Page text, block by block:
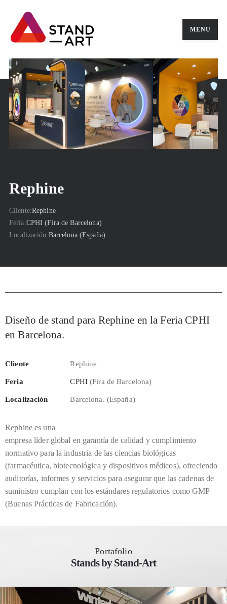
MENU
Rephine
Cliente Rephine
Feria CPHI (Fira de Barcelona)
Localización Barcelona (España)
Diseño de stand para Rephine en la Feria CPHI
en Barcelona.
Cliente Rephine
Feria CPHI(Fira de Barcelona)
Localización Barcelona. (España)
Rephine es una
empresa líder global en garantía de calidad y cumplimiento
normativo para la industria de las ciencias biológicas
(farmacéutica, biotecnológica y dispositivos médicos), ofreciendo
auditorías, informes y servicios para asegurar que las cadenas de
suministro cumplan con los estándares regulatorios como GMP
(Buenas Prácticas de Fabricación).
Portafolio
Stands by Stand-Art